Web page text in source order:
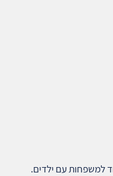
למשפחות עם ילדים.